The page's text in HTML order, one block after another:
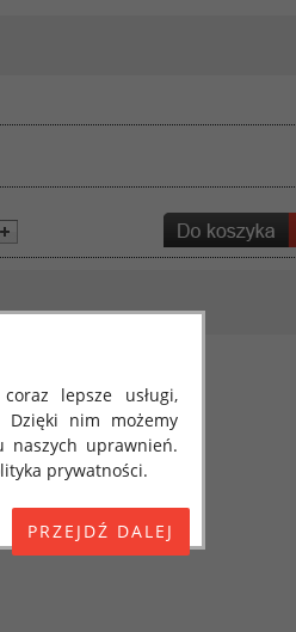
lepsze usługi,
Dzięki nim możemy
naszych uprawnień.
prywatności.
2016/679 z dnia 27
i w sprawie
"ORODO",
Cię o
2018 roku. Poniżej